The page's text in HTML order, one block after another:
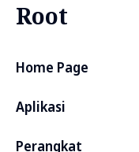
Root
Home Page
Aplikasi
Perangkat